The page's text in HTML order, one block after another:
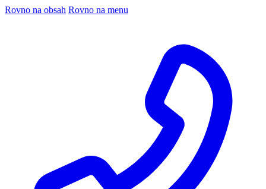
Rovno na obsah Rovno na menu